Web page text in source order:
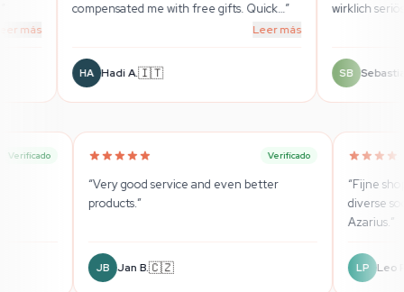
me with free gifts. Quick…”
wirklich seriöser Laden!”
Verificado
” “Very good service and even better